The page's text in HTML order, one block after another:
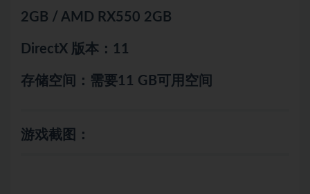
2GB / AMD RX550 2GB
DirectX 版本：11
存储空间：需要11 GB可用空间
游戏截图：